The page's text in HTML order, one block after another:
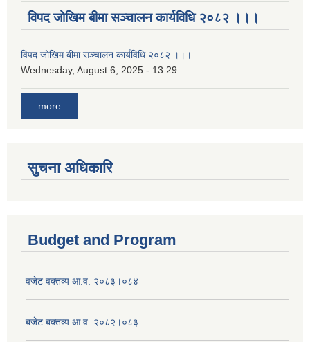
विपद जोखिम बीमा सञ्चालन कार्यविधि २०८२ ।।।
विपद जोखिम बीमा सञ्चालन कार्यविधि २०८२ ।।।
Wednesday, August 6, 2025 - 13:29
more
सुचना अधिकारि
Budget and Program
वजेट वक्तव्य आ.व. २०८३।०८४
बजेट बक्तव्य आ.व. २०८२।०८३